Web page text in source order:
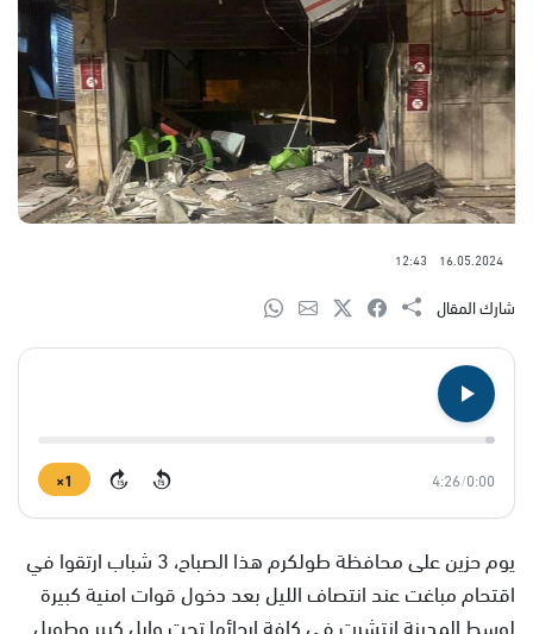
16.05.2024
12:43
شارك المقال
0:00
/
4:26
15
15
1×
يوم حزين على محافظة طولكرم هذا الصباح، 3 شباب ارتقوا في
اقتحام مباغت عند انتصاف الليل بعد دخول قوات امنية كبيرة
لوسط المدينة انتشرت في كافة ارجائها تحت وابل كبير وطويل